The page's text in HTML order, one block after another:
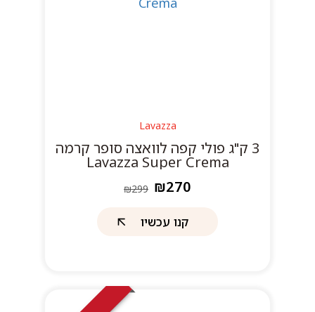
Lavazza
3 ק"ג פולי קפה לוואצה סופר קרמה
Lavazza Super Crema
₪270
₪299
קנו עכשיו